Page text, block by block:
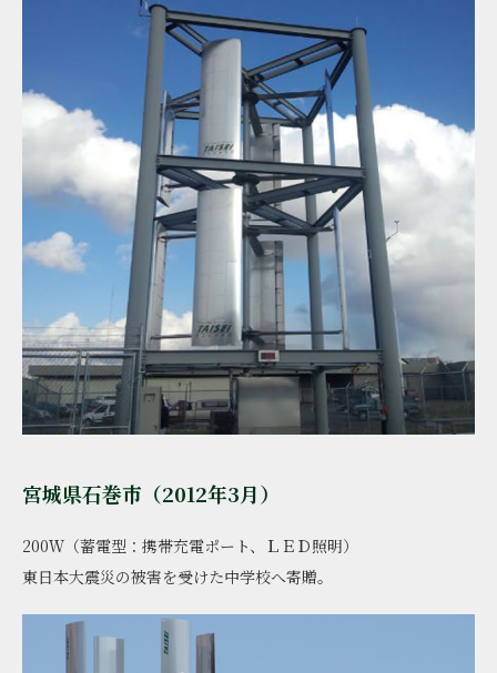
宮城県石巻市（2012年3月）
200Ｗ（蓄電型：携帯充電ポート、ＬＥＤ照明）
東日本大震災の被害を受けた中学校へ寄贈｡